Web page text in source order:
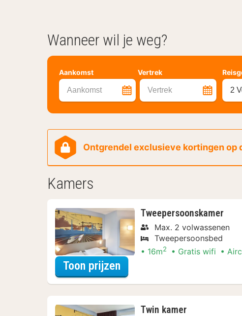
Wanneer wil je weg?
Aankomst Vertrek
Aankomst Vertrek 2
Ontgrendel exclusieve kortingen op
Kamers
Tweepersoonskamer
Max. 2 volwassenen
Tweepersoonsbed
16m2 Gratis wifi
Toon prijzen
Twin kamer